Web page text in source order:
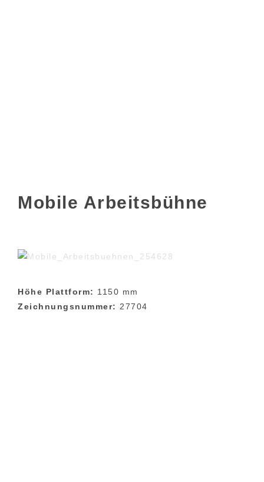
Mobile Arbeitsbühne
Höhe Plattform: 1150 mm
Zeichnungsnummer: 27704